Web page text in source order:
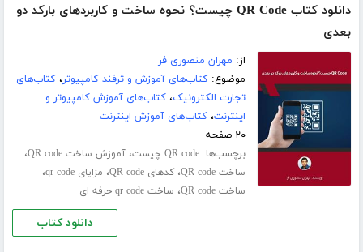
دانلود کتاب QR Code چیست؟ نحوه ساخت و کاربردهای بارکد دو
بعدی
از: مهران منصوری فر
موضوع:کتاب‌های آموزش و ترفند کامپیوتر،کتاب‌های
تجارت الکترونیک،کتاب‌های آموزش کامپیوتر و
اینترنت،کتاب‌های آموزش اینترنت
۲۰ صفحه
برچسب‌ها:QR code چیست ،آموزش ساخت QR code ،
ساخت QR code ،کدهای QR code ، مزایای qr code ،
ساخت QR code ، ساخت qr code حرفه ای
دانلود کتاب